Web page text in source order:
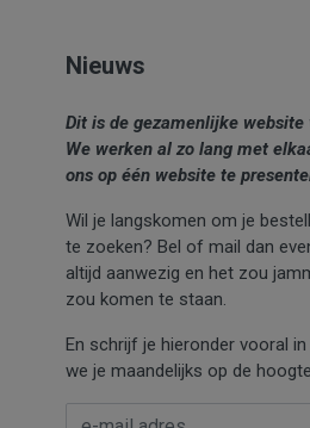
Nieuws
Dit is de gezamenlijke website
We werken al zo lang met
ons op één website te
Wil je langskomen om je
te zoeken? Bel of mail dan
altijd aanwezig en het zou
zou komen te staan.
En schrijf je hieronder vooral
we je maandelijks op de
E-mail Adres